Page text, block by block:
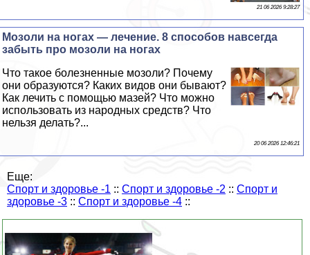
21 06 2026 9:28:27
Мозоли на ногах — лечение. 8 способов навсегда
забыть про мозоли на ногах
Что такое болезненные мозоли? Почему
они образуются? Каких видов они бывают?
Как лечить с помощью мазей? Что можно
использовать из народных средств? Что
нельзя делать?...
20 06 2026 12:46:21
Еще:
Спорт и здоровье -1 :: Спорт и здоровье -2 :: Спорт и
здоровье -3 :: Спорт и здоровье -4 ::